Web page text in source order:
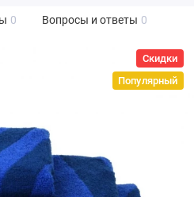
0 Вопросы и ответы 0
Скидки
Популярный